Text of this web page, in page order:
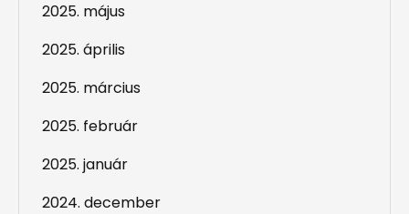
2025. május
2025. április
2025. március
2025. február
2025. január
2024. december